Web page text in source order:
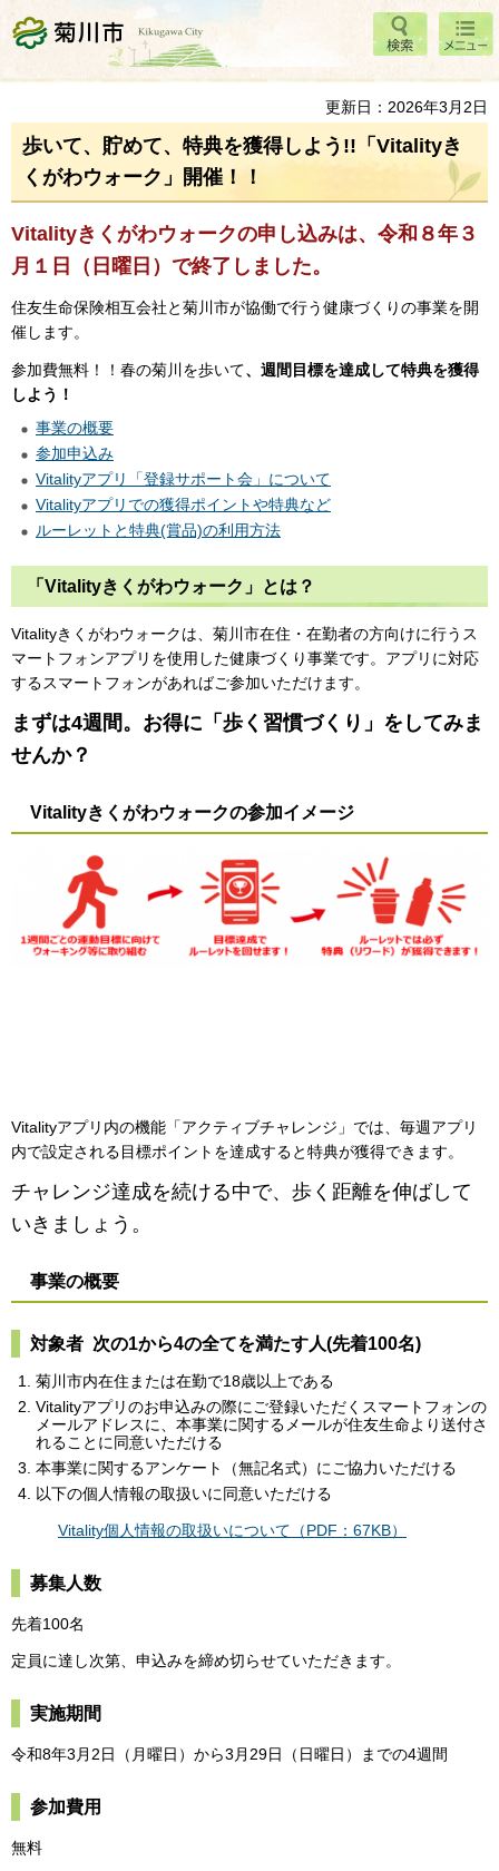
菊川市 検索
メニ
ュー
更新日：2026年3月2日
歩いて、貯めて、特典を獲得しよう!!「Vitalityき
くがわウォーク」開催！！
Vitalityきくがわウォークの申し込みは、令和８年３
月１日（日曜日）で終了しました。
住友生命保険相互会社と菊川市が協働で行う健康づくりの事業を開
催します。
参加費無料！！春の菊川を歩いて、週間目標を達成して特典を獲得
しよう！
事業の概要
参加申込み
Vitalityアプリ「登録サポート会」について
Vitalityアプリでの獲得ポイントや特典など
ルーレットと特典(賞品)の利用方法
「Vitalityきくがわウォーク」とは？
Vitalityきくがわウォークは、菊川市在住・在勤者の方向けに行うス
マートフォンアプリを使用した健康づくり事業です。アプリに対応
するスマートフォンがあればご参加いただけます。
まずは4週間。お得に「歩く習慣づくり」をしてみま
せんか？
Vitalityきくがわウォークの参加イメージ
Vitalityアプリ内の機能「アクティブチャレンジ」では、毎週アプリ
内で設定される目標ポイントを達成すると特典が獲得できます。
チャレンジ達成を続ける中で、歩く距離を伸ばして
いきましょう。
事業の概要
対象者 次の1から4の全てを満たす人(先着100名)
菊川市内在住または在勤で18歳以上である
Vitalityアプリのお申込みの際にご登録いただくスマートフォンの
メールアドレスに、本事業に関するメールが住友生命より送付さ
れることに同意いただける
本事業に関するアンケート（無記名式）にご協力いただける
以下の個人情報の取扱いに同意いただける
Vitality個人情報の取扱いについて（PDF：67KB）
募集人数
先着100名
定員に達し次第、申込みを締め切らせていただきます。
実施期間
令和8年3月2日（月曜日）から3月29日（日曜日）までの4週間
参加費用
無料